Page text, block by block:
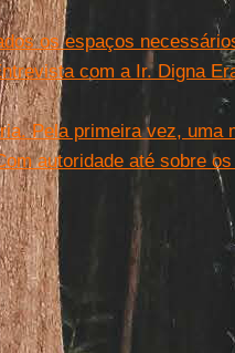
os espaços
com a Ir. Digna
Pela primeira vez, uma
autoridade até sobre